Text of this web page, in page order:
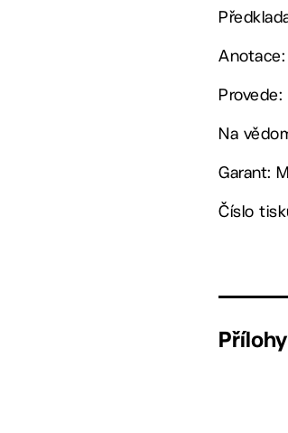
Provede:
Na
Garant:
Číslo
Přílohy